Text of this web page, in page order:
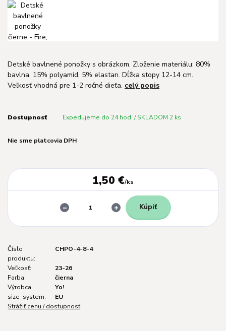
Detské bavlnené ponožky s obrázkom. Zloženie materiálu: 80%
bavlna, 15% polyamid, 5% elastan. Dĺžka stopy 12-14 cm.
Veľkosť vhodná pre 1-2 ročné dieťa. celý popis
Dostupnosť Expedujeme do 24 hod. / SKLADOM 2 ks
Nie sme platcovia DPH
1,50 €/ks
Kúpiť
Číslo
produktu:
CHPO-4-8-4
Veľkosť:
23-26
Farba:
čierna
Výrobca:
Yo!
size_system:
EU
Strážiť cenu / dostupnosť